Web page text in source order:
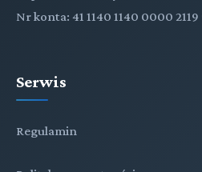
Nr konta: 41 1140 1140 0000
Serwis
Regulamin